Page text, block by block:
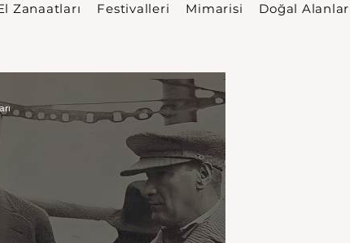
Zanaatları Festivalleri Mimarisi Doğal